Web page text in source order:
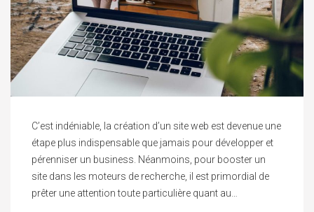
C’est indéniable, la création d’un site web est devenue une
étape plus indispensable que jamais pour développer et
pérenniser un business. Néanmoins, pour booster un
site dans les moteurs de recherche, il est primordial de
prêter une attention toute particulière quant au…